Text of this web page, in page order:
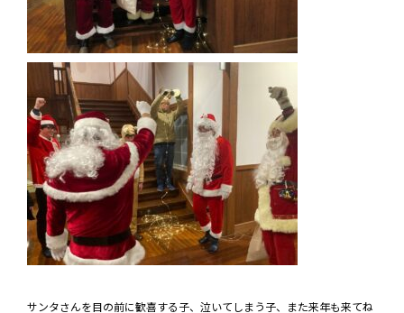
サンタさんを目の前に歓喜する子、泣いてしまう子、また来年も来てね